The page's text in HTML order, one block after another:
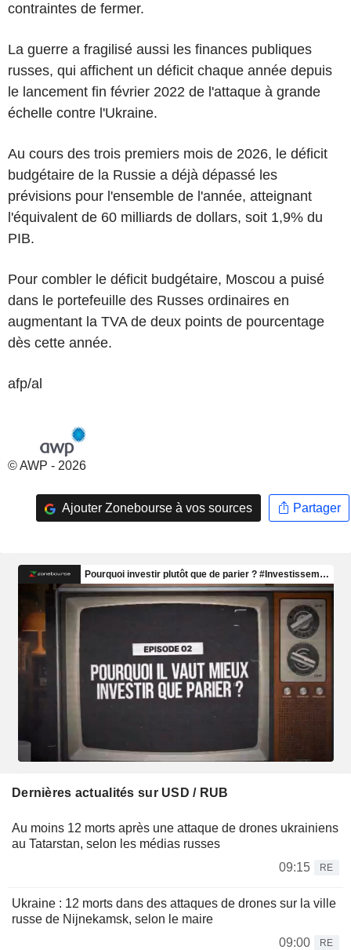
contraintes de fermer.
La guerre a fragilisé aussi les finances publiques
russes, qui affichent un déficit chaque année depuis
le lancement fin février 2022 de l'attaque à grande
échelle contre l'Ukraine.
Au cours des trois premiers mois de 2026, le déficit
budgétaire de la Russie a déjà dépassé les
prévisions pour l'ensemble de l'année, atteignant
l'équivalent de 60 milliards de dollars, soit 1,9% du
PIB.
Pour combler le déficit budgétaire, Moscou a puisé
dans le portefeuille des Russes ordinaires en
augmentant la TVA de deux points de pourcentage
dès cette année.
afp/al
© AWP - 2026
Ajouter Zonebourse à vos sources Partager
Dernières actualités sur USD / RUB
Au moins 12 morts après une attaque de drones ukrainiens
au Tatarstan, selon les médias russes
09:15
RE
Ukraine : 12 morts dans des attaques de drones sur la ville
russe de Nijnekamsk, selon le maire
09:00
RE